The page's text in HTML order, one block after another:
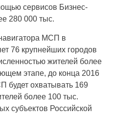
сервисов Бизнес-
280 000 тыс.
МСП в
76 крупнейших городов
жителей более
этапе, до конца 2016
будет охватывать 169
более 100 тыс.
субъектов Российской